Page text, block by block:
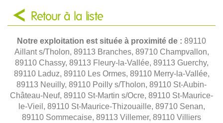
Retour à la liste
Notre exploitation est située à proximité de : 89110
Aillant s/Tholon, 89113 Branches, 89710 Champvallon,
89110 Chassy, 89113 Fleury-la-Vallée, 89113 Guerchy,
89110 Laduz, 89110 Les Ormes, 89110 Merry-la-Vallée,
89113 Neuilly, 89110 Poilly s/Tholon, 89110 St-Aubin-
Château-Neuf, 89110 St-Martin s/Ocre, 89110 St-Maurice-
le-Vieil, 89110 St-Maurice-Thizouaille, 89710 Senan,
89110 Sommecaise, 89113 Villemer, 89110 Villiers